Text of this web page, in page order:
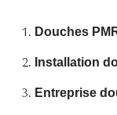
Douches
Installation
Entreprise